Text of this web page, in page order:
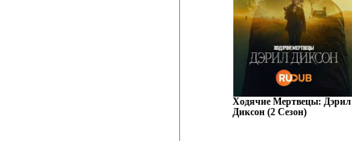
Ходячие Мертвецы: Дэрил
Диксон (2 Сезон)